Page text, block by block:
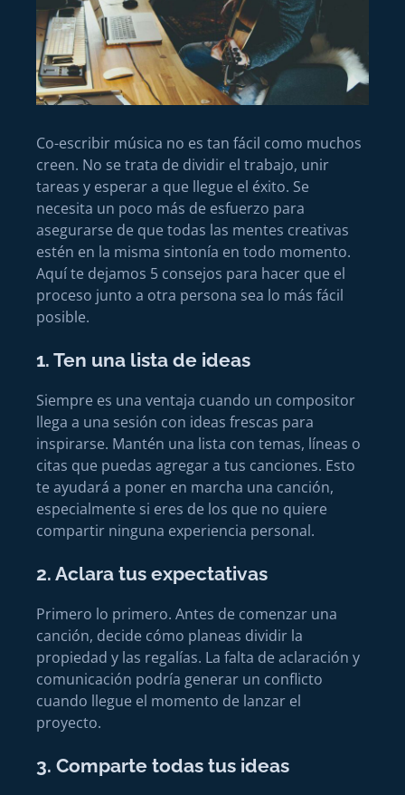
Co-escribir música no es tan fácil como muchos
creen. No se trata de dividir el trabajo, unir
tareas y esperar a que llegue el éxito. Se
necesita un poco más de esfuerzo para
asegurarse de que todas las mentes creativas
estén en la misma sintonía en todo momento.
Aquí te dejamos 5 consejos para hacer que el
proceso junto a otra persona sea lo más fácil
posible.
1. Ten una lista de ideas
Siempre es una ventaja cuando un compositor
llega a una sesión con ideas frescas para
inspirarse. Mantén una lista con temas, líneas o
citas que puedas agregar a tus canciones. Esto
te ayudará a poner en marcha una canción,
especialmente si eres de los que no quiere
compartir ninguna experiencia personal.
2. Aclara tus expectativas
Primero lo primero. Antes de comenzar una
canción, decide cómo planeas dividir la
propiedad y las regalías. La falta de aclaración y
comunicación podría generar un conflicto
cuando llegue el momento de lanzar el
proyecto.
3. Comparte todas tus ideas